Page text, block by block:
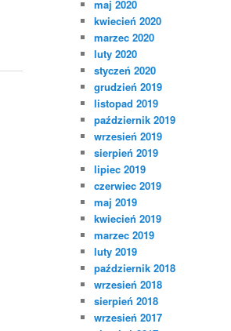
maj 2020
kwiecień 2020
marzec 2020
luty 2020
styczeń 2020
grudzień 2019
listopad 2019
październik 2019
wrzesień 2019
sierpień 2019
lipiec 2019
czerwiec 2019
maj 2019
kwiecień 2019
marzec 2019
luty 2019
październik 2018
wrzesień 2018
sierpień 2018
wrzesień 2017